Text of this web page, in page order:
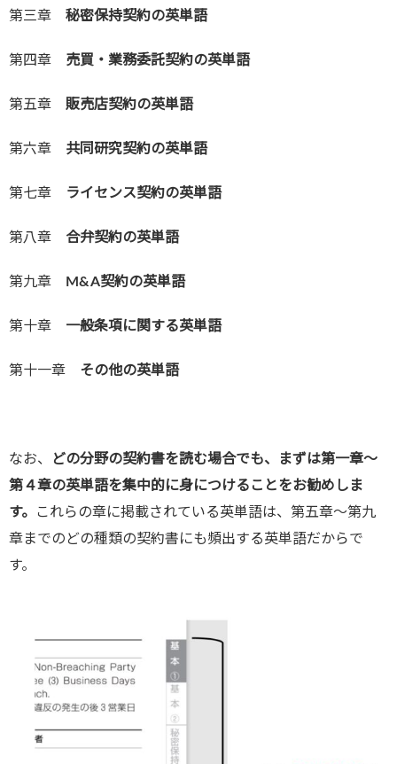
第三章 秘密保持契約の英単語
第四章 売買・業務委託契約の英単語
第五章 販売店契約の英単語
第六章 共同研究契約の英単語
第七章 ライセンス契約の英単語
第八章 合弁契約の英単語
第九章 M&A契約の英単語
第十章 一般条項に関する英単語
第十一章 その他の英単語
なお、
どの分野の契約書を読む場合でも、まずは第一章～
第４章の英単語を集中的に身につけることをお勧めしま
す。
これらの章に掲載されている英単語は、第五章～第九
章までのどの種類の契約書にも頻出する英単語だからで
す。